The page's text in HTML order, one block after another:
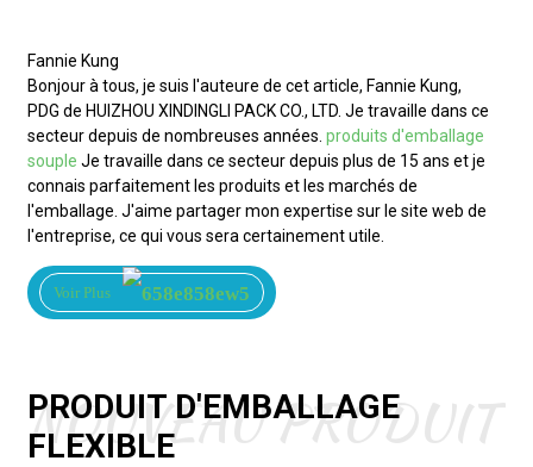
Fannie Kung
Bonjour à tous, je suis l'auteure de cet article, Fannie Kung,
PDG de HUIZHOU XINDINGLI PACK CO., LTD. Je travaille dans ce
secteur depuis de nombreuses années. produits d'emballage
souple Je travaille dans ce secteur depuis plus de 15 ans et je
connais parfaitement les produits et les marchés de
l'emballage. J'aime partager mon expertise sur le site web de
l'entreprise, ce qui vous sera certainement utile.
Voir Plus
PRODUIT D'EMBALLAGE
FLEXIBLE
NOUVEAU PRODUIT